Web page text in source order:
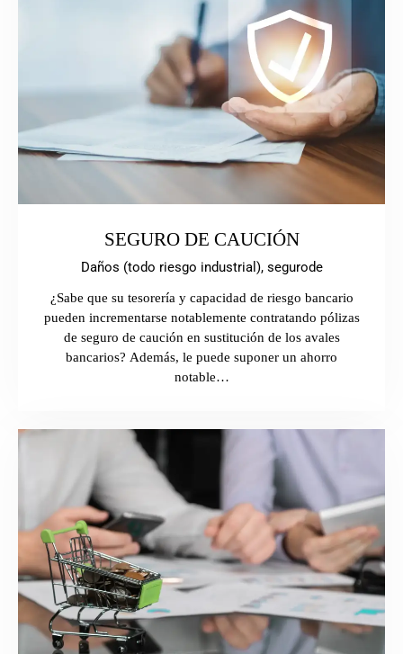
SEGURO DE CAUCIÓN
Daños (todo riesgo industrial), segurode
¿Sabe que su tesorería y capacidad de riesgo bancario
pueden incrementarse notablemente contratando pólizas
de seguro de caución en sustitución de los avales
bancarios? Además, le puede suponer un ahorro
notable…